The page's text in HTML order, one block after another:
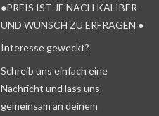
●PREIS IST JE NACH KALIBER
UND WUNSCH ZU ERFRAGEN ●
Interesse geweckt?
Schreib uns einfach eine
Nachricht und lass uns
gemeinsam an deinem